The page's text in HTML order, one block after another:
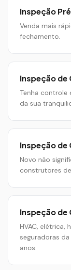
Inspeção
Venda mais
fechamento.
Inspeção
Tenha controle
da sua
Inspeção de
Novo não
construtores
Inspeção
HVAC, elétrica,
seguradoras
anos.